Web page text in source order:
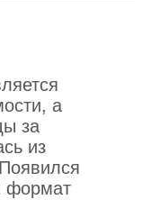
а
за
из
формат